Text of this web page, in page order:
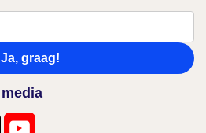
Ja, graag!